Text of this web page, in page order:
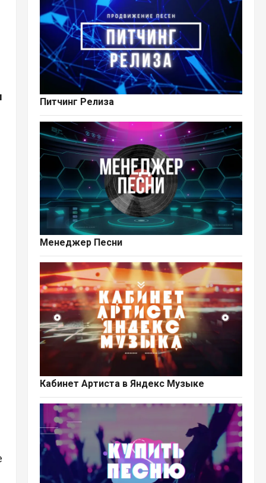
Питчинг Релиза
Менеджер Песни
Кабинет Артиста в Яндекс Музыке